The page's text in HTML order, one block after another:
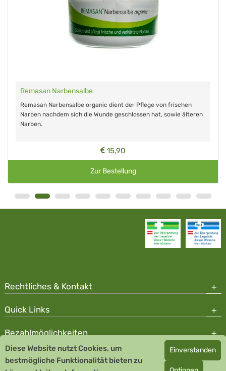
Remasan Narbensalbe
Remasan Narbensalbe organic dient der Pflege von frischen
Narben nachdem sich die Wunde geschlossen hat, sowie älteren
Narben.
15,90
Zur Bestellung
Rechtliches & Kontakt
Quick Links
Bezahlmöglichkeiten
Copyright © 2026 Team Santé Salvator Apotheke
Diese Website nutzt Cookies, um
bestmögliche Funktionalität bieten zu
Einverstanden